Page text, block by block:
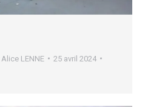
Alice LENNE
25 avril 2024